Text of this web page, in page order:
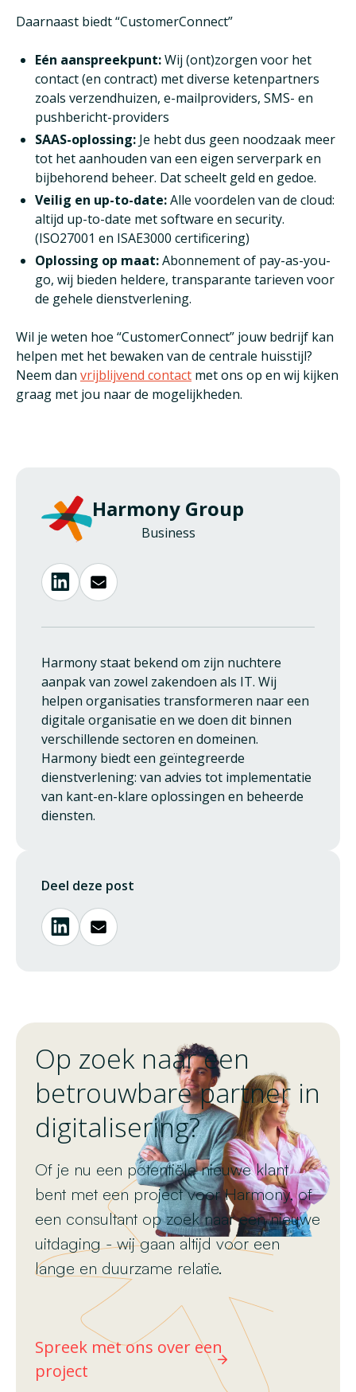
Harmony Group
Business
Harmony staat bekend om zijn nuchtere
aanpak van zowel zakendoen als IT. Wij
helpen organisaties transformeren naar een
digitale organisatie en we doen dit binnen
verschillende sectoren en domeinen.
Harmony biedt een geïntegreerde
dienstverlening: van advies tot implementatie
van kant-en-klare oplossingen en beheerde
diensten.
Deel deze post
Daarnaast biedt “CustomerConnect”
Eén aanspreekpunt:Wij (ont)zorgen voor het
contact (en contract) met diverse ketenpartners
zoals verzendhuizen, e-mailproviders, SMS- en
pushbericht-providers
SAAS-oplossing: Je hebt dus geen noodzaak meer
tot het aanhouden van een eigen serverpark en
bijbehorend beheer. Dat scheelt geld en gedoe.
Veilig en up-to-date:Alle voordelen van de cloud:
altijd up-to-date met software en security.
(ISO27001 en ISAE3000 certificering)
Oplossing op maat:Abonnement of pay-as-you-
go, wij bieden heldere, transparante tarieven voor
de gehele dienstverlening.
Wil je weten hoe “CustomerConnect” jouw bedrijf kan
helpen met het bewaken van de centrale huisstijl?
Neem dan vrijblijvend contact met ons op en wij kijken
graag met jou naar de mogelijkheden.
Op zoek naar een
betrouwbare partner in
digitalisering?
Of je nu een potentiële nieuwe klant
bent met een project voor Harmony, of
een consultant op zoek naar een nieuwe
uitdaging - wij gaan altijd voor een
lange en duurzame relatie.
Spreek met ons over een
project